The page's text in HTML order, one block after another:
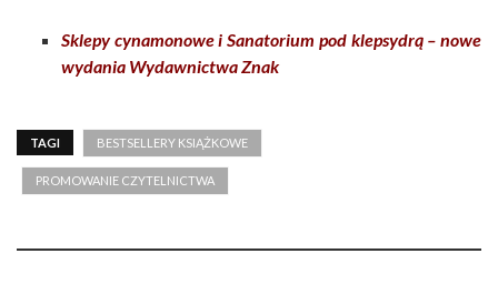
Sklepy cynamonowe i Sanatorium pod klepsydrą – nowe
wydania Wydawnictwa Znak
TAGI BESTSELLERY KSIĄŻKOWE
PROMOWANIE CZYTELNICTWA